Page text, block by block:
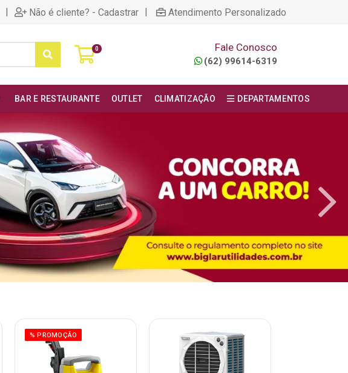
| Não é cliente? - Cadastrar | Atendimento Personalizado
0 Fale Conosco
(62) 99614-6319
BAR E RESTAURANTE OUTLET CLIMATIZAÇÃO DEPARTAMENTOS
% PROMOÇÃO